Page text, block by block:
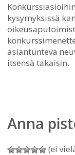
kysymyksissä
asiantunteva
itsensä takaisin.
Anna
(ei